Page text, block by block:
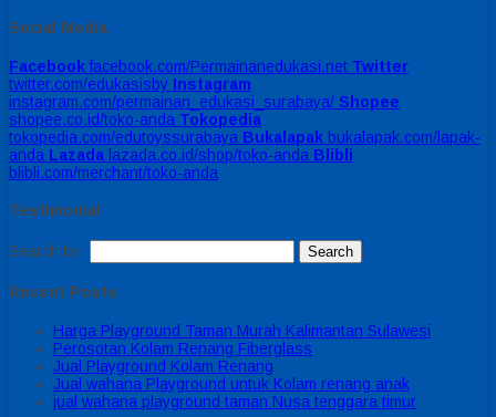
Social Media
Facebook facebook.com/Permainanedukasi.net Twitter
twitter.com/edukasisby Instagram
instagram.com/permainan_edukasi_surabaya/ Shopee
shopee.co.id/toko-anda Tokopedia
tokopedia.com/edutoyssurabaya Bukalapak bukalapak.com/lapak-
anda Lazada lazada.co.id/shop/toko-anda Blibli
blibli.com/merchant/toko-anda
Testimonial
Search for:
Recent Posts
Harga Playground Taman Murah Kalimantan Sulawesi
Perosotan Kolam Renang Fiberglass
Jual Playground Kolam Renang
Jual wahana Playground untuk Kolam renang anak
jual wahana playground taman Nusa tenggara timur